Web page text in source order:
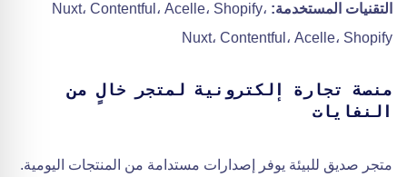
التقنيات المستخدمة: Nuxt، Contentful، Acelle، Shopify،
Nuxt، Contentful، Acelle، Shopify
منصة تجارة إلكترونية لمتجر خالٍ من
النفايات
متجر صديق للبيئة يوفر إصدارات مستدامة من المنتجات اليومية.